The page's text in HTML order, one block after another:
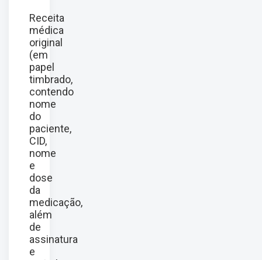
Receita
médica
original
(em
papel
timbrado,
contendo
nome
do
paciente,
CID,
nome
e
dose
da
medicação,
além
de
assinatura
e